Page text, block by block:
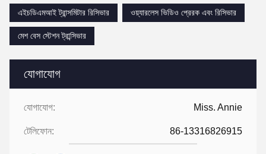
যোগাযোগ
যোগাযোগ: Miss. Annie
টেলিফোন: 86-13316826915
এইচডিএমআই ট্রান্সমিটার রিসিভার
ওয়্যারলেস ভিডিও প্রেরক এবং রিসিভার
মেশ বেস স্টেশন ট্রান্সিভার